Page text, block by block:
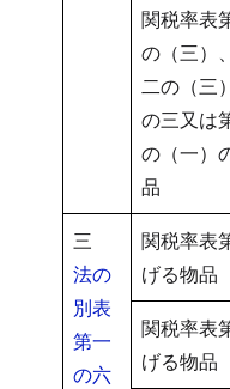
関税率表
の（三）
二の（三
の三又は
の（一）
品
三
法の
別表
第一
の六
関税率表
げる物品
関税率表
げる物品